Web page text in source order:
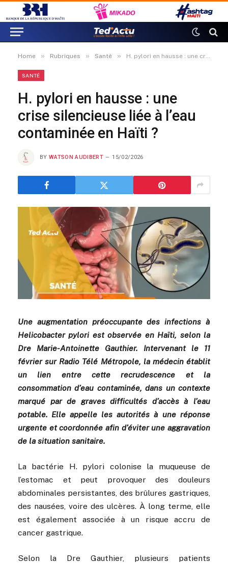
Home » Rubriques » Santé » H. pylori en hausse : une crise silencieuse liée à l’eau contaminée en Haïti ?
SANTÉ
H. pylori en hausse : une
crise silencieuse liée à l’eau
contaminée en Haïti ?
BY WATSON AUDIBERT 15/02/2026
Une augmentation préoccupante des infections à
Helicobacter pylori est observée en Haïti, selon la
Dre Marie-Antoinette Gauthier. Intervenant le 11
février sur Radio Télé Métropole, la médecin établit
un lien entre cette recrudescence et la
consommation d’eau contaminée, dans un contexte
marqué par de graves difficultés d’accès à l’eau
potable. Elle appelle les autorités à une réponse
urgente et coordonnée afin d’éviter une aggravation
de la situation sanitaire.
La bactérie H. pylori colonise la muqueuse de
l’estomac et peut provoquer des douleurs
abdominales persistantes, des brûlures gastriques,
des nausées, voire des ulcères. À long terme, elle
est également associée à un risque accru de
cancer gastrique.
Selon la Dre Gauthier, plusieurs patients